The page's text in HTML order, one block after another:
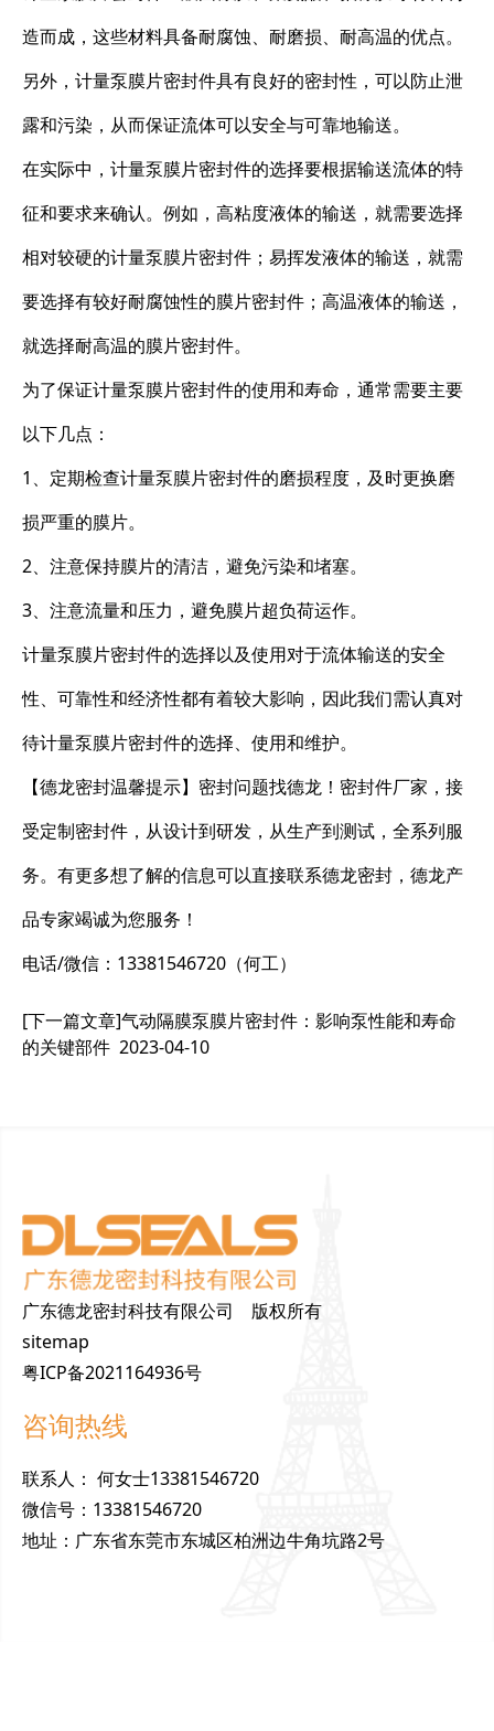
造而成，这些材料具备耐腐蚀、耐磨损、耐高温的优点。
另外，计量泵膜片密封件具有良好的密封性，可以防止泄
露和污染，从而保证流体可以安全与可靠地输送。
在实际中，计量泵膜片密封件的选择要根据输送流体的特
征和要求来确认。例如，高粘度液体的输送，就需要选择
相对较硬的计量泵膜片密封件；易挥发液体的输送，就需
要选择有较好耐腐蚀性的膜片密封件；高温液体的输送，
就选择耐高温的膜片密封件。
为了保证计量泵膜片密封件的使用和寿命，通常需要主要
以下几点：
1、定期检查计量泵膜片密封件的磨损程度，及时更换磨
损严重的膜片。
2、注意保持膜片的清洁，避免污染和堵塞。
3、注意流量和压力，避免膜片超负荷运作。
计量泵膜片密封件的选择以及使用对于流体输送的安全
性、可靠性和经济性都有着较大影响，因此我们需认真对
待计量泵膜片密封件的选择、使用和维护。
【德龙密封温馨提示】密封问题找德龙！密封件厂家，接
受定制密封件，从设计到研发，从生产到测试，全系列服
务。有更多想了解的信息可以直接联系德龙密封，德龙产
品专家竭诚为您服务！
电话/微信：13381546720（何工）
[下一篇文章]气动隔膜泵膜片密封件：影响泵性能和寿命
的关键部件 2023-04-10
广东德龙密封科技有限公司 版权所有
sitemap
粤ICP备2021164936号
咨询热线
联系人 ： 何女士13381546720
微信号 ： 13381546720
地址 ： 广东省东莞市东城区柏洲边牛角坑路2号